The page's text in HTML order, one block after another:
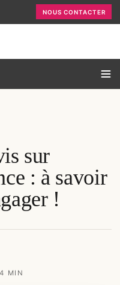
NOUS CONTACTER
sur
: à savoir
!
MIN